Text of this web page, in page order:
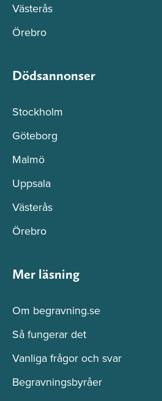
Västerås
Örebro
Dödsannonser
Stockholm
Göteborg
Malmö
Uppsala
Västerås
Örebro
Mer läsning
Om begravning.se
Så fungerar det
Vanliga frågor och svar
Begravningsbyråer